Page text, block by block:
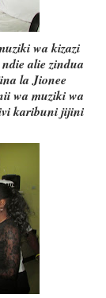
wa kizazi
alie zindua
la Jionee
wa muziki wa
karibuni jijini